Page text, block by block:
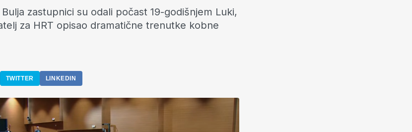
zastupnici su odali počast 19-godišnjem Luki,
za HRT opisao dramatične trenutke kobne
TWITTER LINKEDIN